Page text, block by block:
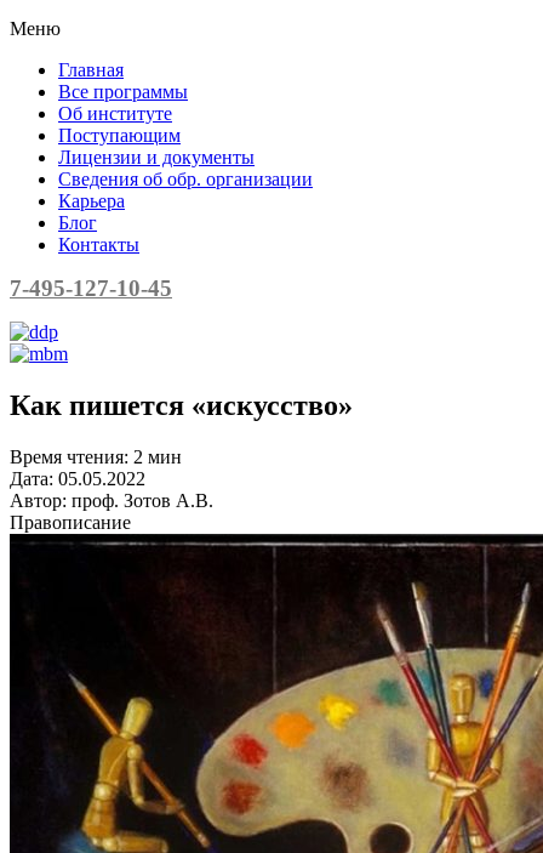
Меню
Главная
Все программы
Об институте
Поступающим
Лицензии и документы
Сведения об обр. организации
Карьера
Блог
Контакты
7-495-127-10-45
Как пишется «искусство»
Время чтения: 2 мин
Дата: 05.05.2022
Автор: проф. Зотов А.В.
Правописание